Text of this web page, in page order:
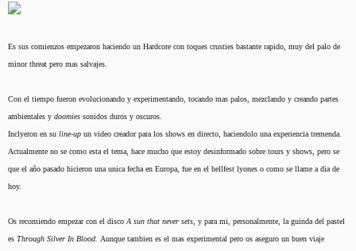
Es sus comienzos empezaron haciendo un Hardcore con toques crusties bastante rapido, muy del palo de
minor threat pero mas salvajes.
Con el tiempo fueron evolucionando y experimentando, tocando mas palos, mezclando y creando partes
ambientales y doomies sonidos duros y oscuros.
Inclyeron en su line-up un video creador para los shows en directo, haciendolo una experiencia tremenda.
Actualmente no se como esta el tema, hace mucho que estoy desinformado sobre tours y shows, pero se
que el año pasado hicieron una unica fecha en Europa, fue en el hellfest lyones o como se llame a dia de
hoy.
Os recomiendo empezar con el disco A sun that never sets, y para mi, personalmente, la guinda del pastel
es Through Silver In Blood. Aunque tambien es el mas experimental pero os aseguro un buen viaje